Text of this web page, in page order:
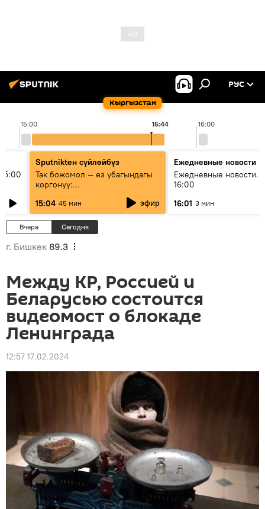
Кыргызстан
РУС
15:00 16:00
15:44
Sputnikteн сүйлөйбүз
Так божомол — өз убагындагы
коргонуу:
гидрометеорологиялык кызмат
кантип өркүндөтүлүүдө
15:04 45 мин эфир
Ежедневные новости
Ежедневные новости.
16:00
16:01 3 мин
Вчера Сегодня
г. Бишкек 89.3
Между КР, Россией и
Беларусью состоится
видеомост о блокаде
Ленинграда
12:57 17.02.2024